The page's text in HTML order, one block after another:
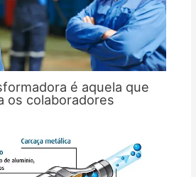
é aquela que
os colaboradores